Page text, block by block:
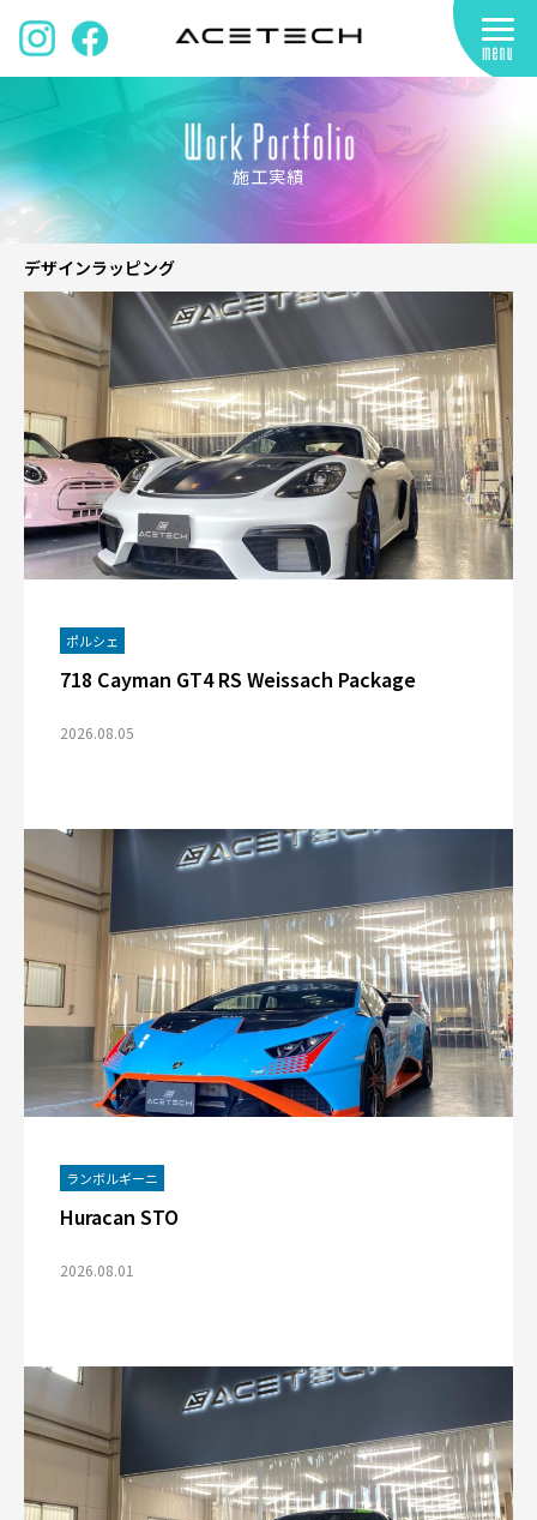
施工実績
デザインラッピング
ポルシェ
718 Cayman GT4 RS Weissach Package
2026.08.05
ランボルギーニ
Huracan STO
2026.08.01